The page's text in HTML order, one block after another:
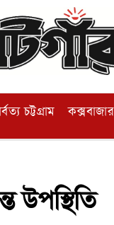
চট্টগ্রাম কক্সবাজার
উপস্থিতি